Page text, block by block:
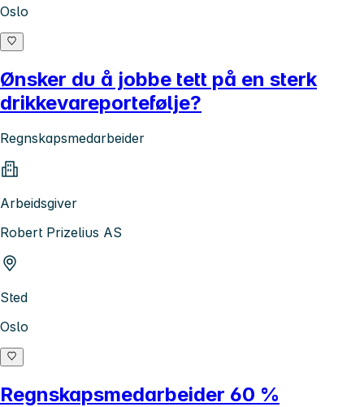
Oslo
Ønsker du å jobbe tett på en sterk
drikkevareportefølje?
Regnskapsmedarbeider
Arbeidsgiver
Robert Prizelius AS
Sted
Oslo
Regnskapsmedarbeider 60 %